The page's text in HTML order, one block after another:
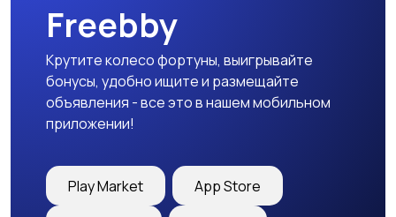
Другое
Freebby
Крутите колесо фортуны, выигрывайте
бонусы, удобно ищите и размещайте
объявления - все это в нашем мобильном
приложении!
Play Market App Store